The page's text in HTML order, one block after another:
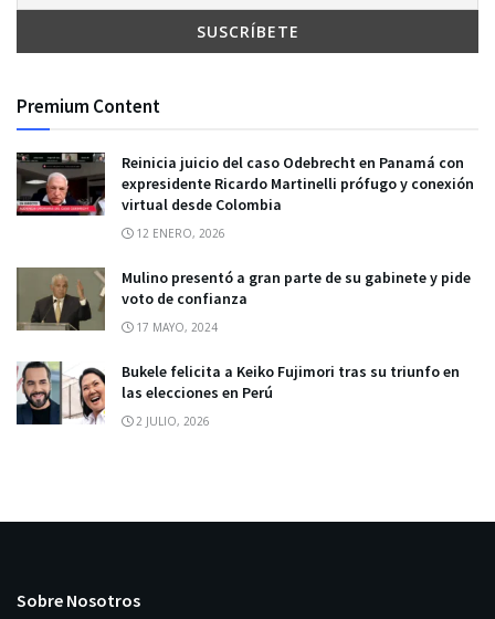
Premium Content
Reinicia juicio del caso Odebrecht en Panamá con
expresidente Ricardo Martinelli prófugo y conexión
virtual desde Colombia
12 ENERO, 2026
Mulino presentó a gran parte de su gabinete y pide
voto de confianza
17 MAYO, 2024
Bukele felicita a Keiko Fujimori tras su triunfo en
las elecciones en Perú
2 JULIO, 2026
Sobre Nosotros